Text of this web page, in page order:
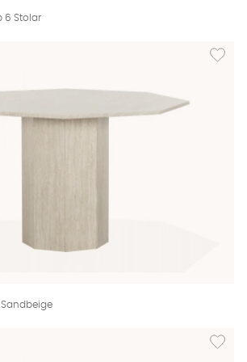
6 Stolar
Lägg
130 Sandbeige Finns även i dessa färger:
Sandbeige
Lägg